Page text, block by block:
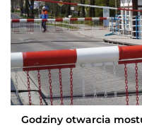
Godziny otwarcia